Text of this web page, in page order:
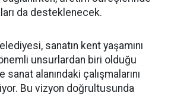
da desteklenecek.
sanatın kent yaşamını
unsurlardan biri olduğu
sanat alanındaki çalışmalarını
Bu vizyon doğrultusunda